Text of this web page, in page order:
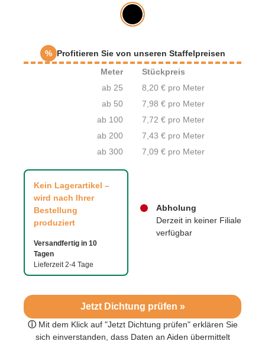
Jetzt Dichtung prüfen »
ⓘ Mit dem Klick auf "Jetzt Dichtung prüfen" erklären Sie
sich einverstanden, dass Daten an Aiden übermittelt
Kein Lagerartikel –
wird nach Ihrer
Bestellung
produziert
Versandfertig in 10
Tagen
Lieferzeit 2-4 Tage
Abholung
Derzeit in keiner Filiale
verfügbar
% Profitieren Sie von unseren Staffelpreisen
Meter
Stückpreis
ab 25
8,20 € pro Meter
ab 50
7,98 € pro Meter
ab 100
7,72 € pro Meter
ab 200
7,43 € pro Meter
ab 300
7,09 € pro Meter